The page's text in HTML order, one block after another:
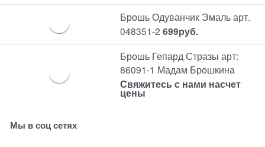
Брошь Одуванчик Эмаль арт.
048351-2699руб.
Брошь Гепард Стразы арт:
86091-1 Мадам Брошкина
Свяжитесь с нами насчет
цены
Мы в соц сетях